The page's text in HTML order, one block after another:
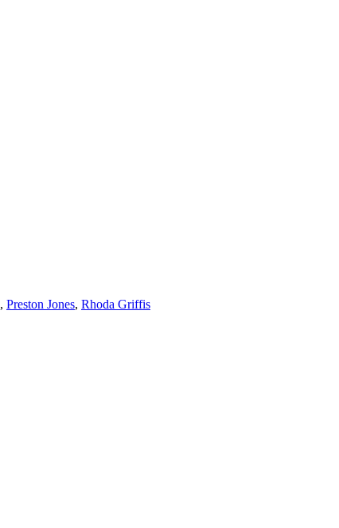
, Preston Jones, Rhoda Griffis